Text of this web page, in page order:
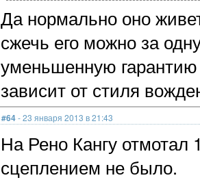
Да нормально оно
сжечь его можно за
уменьшенную гарантию
зависит от стиля
#64- 23 января 2013 в 21:43
На Рено Кангу
сцеплением не было.